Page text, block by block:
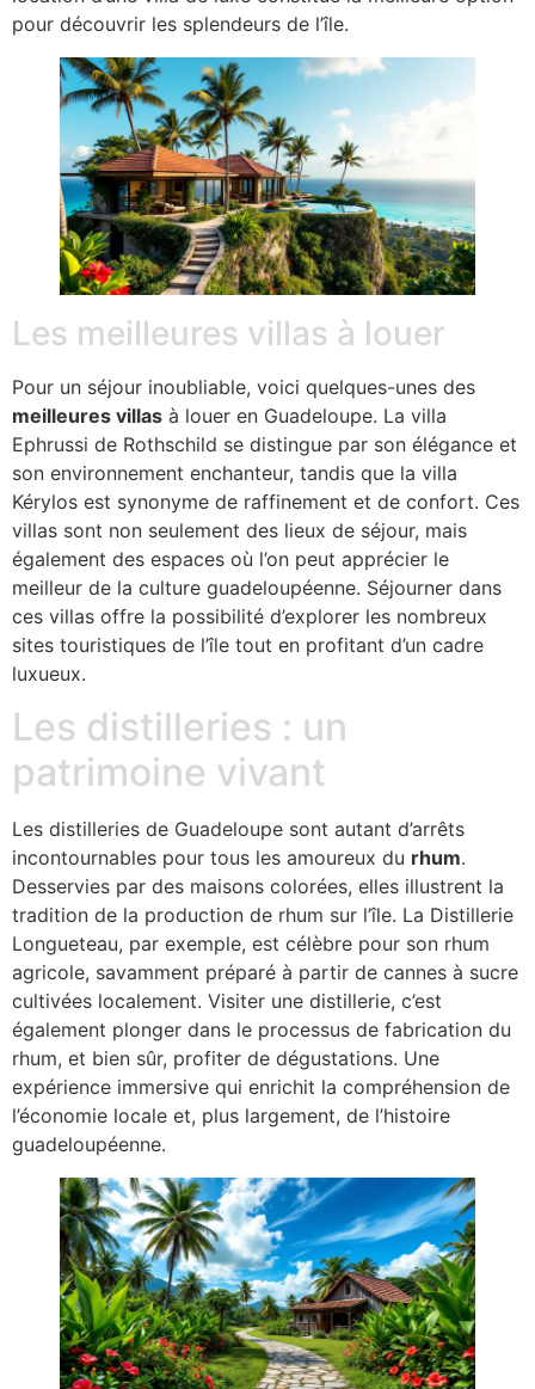
pour découvrir les splendeurs de l’île.
Les meilleures villas à louer
Pour un séjour inoubliable, voici quelques-unes des
meilleures villas à louer en Guadeloupe. La villa
Ephrussi de Rothschild se distingue par son élégance et
son environnement enchanteur, tandis que la villa
Kérylos est synonyme de raffinement et de confort. Ces
villas sont non seulement des lieux de séjour, mais
également des espaces où l’on peut apprécier le
meilleur de la culture guadeloupéenne. Séjourner dans
ces villas offre la possibilité d’explorer les nombreux
sites touristiques de l’île tout en profitant d’un cadre
luxueux.
Les distilleries : un
patrimoine vivant
Les distilleries de Guadeloupe sont autant d’arrêts
incontournables pour tous les amoureux du rhum.
Desservies par des maisons colorées, elles illustrent la
tradition de la production de rhum sur l’île. La Distillerie
Longueteau, par exemple, est célèbre pour son rhum
agricole, savamment préparé à partir de cannes à sucre
cultivées localement. Visiter une distillerie, c’est
également plonger dans le processus de fabrication du
rhum, et bien sûr, profiter de dégustations. Une
expérience immersive qui enrichit la compréhension de
l’économie locale et, plus largement, de l’histoire
guadeloupéenne.